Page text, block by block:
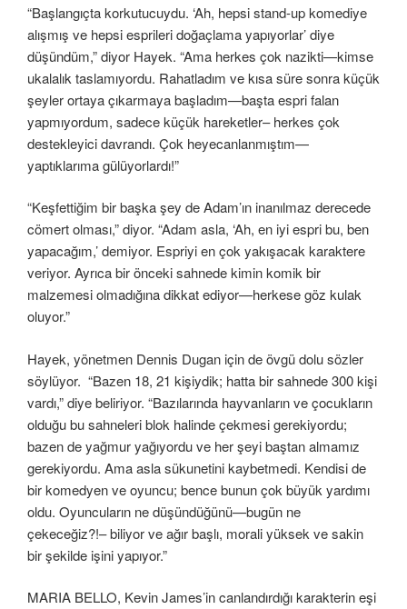
“Başlangıçta korkutucuydu. ‘Ah, hepsi stand-up komediye
alışmış ve hepsi esprileri doğaçlama yapıyorlar’ diye
düşündüm,” diyor Hayek. “Ama herkes çok nazikti—kimse
ukalalık taslamıyordu. Rahatladım ve kısa süre sonra küçük
şeyler ortaya çıkarmaya başladım—başta espri falan
yapmıyordum, sadece küçük hareketler– herkes çok
destekleyici davrandı. Çok heyecanlanmıştım—
yaptıklarıma gülüyorlardı!”
“Keşfettiğim bir başka şey de Adam’ın inanılmaz derecede
cömert olması,” diyor. “Adam asla, ‘Ah, en iyi espri bu, ben
yapacağım,’ demiyor. Espriyi en çok yakışacak karaktere
veriyor. Ayrıca bir önceki sahnede kimin komik bir
malzemesi olmadığına dikkat ediyor—herkese göz kulak
oluyor.”
Hayek, yönetmen Dennis Dugan için de övgü dolu sözler
söylüyor. “Bazen 18, 21 kişiydik; hatta bir sahnede 300 kişi
vardı,” diye beliriyor. “Bazılarında hayvanların ve çocukların
olduğu bu sahneleri blok halinde çekmesi gerekiyordu;
bazen de yağmur yağıyordu ve her şeyi baştan almamız
gerekiyordu. Ama asla sükunetini kaybetmedi. Kendisi de
bir komedyen ve oyuncu; bence bunun çok büyük yardımı
oldu. Oyuncuların ne düşündüğünü—bugün ne
çekeceğiz?!– biliyor ve ağır başlı, morali yüksek ve sakin
bir şekilde işini yapıyor.”
MARIA BELLO, Kevin James’in canlandırdığı karakterin eşi